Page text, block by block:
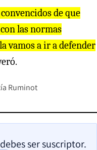
de que
las normas
vamos a ir a defender
Ruminot
ser suscriptor.